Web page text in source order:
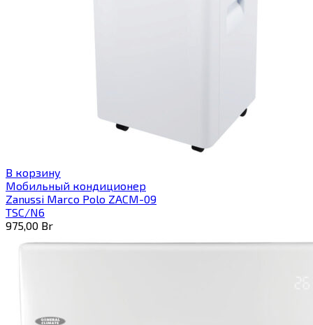
В корзину
Мобильный кондиционер
Zanussi Marco Polo ZACM-09
TSC/N6
975,00 Br